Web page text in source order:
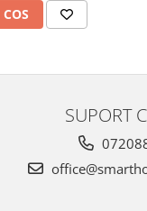
SUPORT